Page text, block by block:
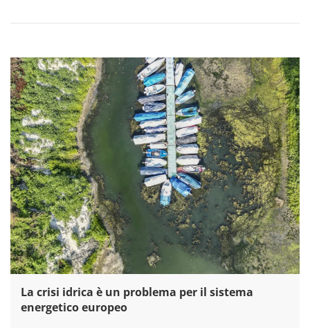
La crisi idrica è un problema per il sistema
energetico europeo